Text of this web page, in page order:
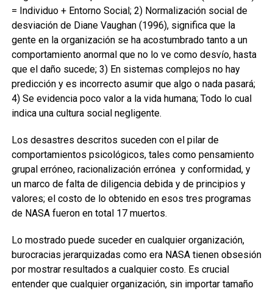
= Individuo + Entorno Social; 2) Normalización social de
desviación de Diane Vaughan (1996), significa que la
gente en la organización se ha acostumbrado tanto a un
comportamiento anormal que no lo ve como desvío, hasta
que el daño sucede; 3) En sistemas complejos no hay
predicción y es incorrecto asumir que algo o nada pasará;
4) Se evidencia poco valor a la vida humana; Todo lo cual
indica una cultura social negligente.
Los desastres descritos suceden con el pilar de
comportamientos psicológicos, tales como pensamiento
grupal erróneo, racionalización errónea y conformidad, y
un marco de falta de diligencia debida y de principios y
valores; el costo de lo obtenido en esos tres programas
de NASA fueron en total 17 muertos.
Lo mostrado puede suceder en cualquier organización,
burocracias jerarquizadas como era NASA tienen obsesión
por mostrar resultados a cualquier costo. Es crucial
entender que cualquier organización, sin importar tamaño